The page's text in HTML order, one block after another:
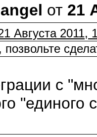
от 21
Августа 2011,
с